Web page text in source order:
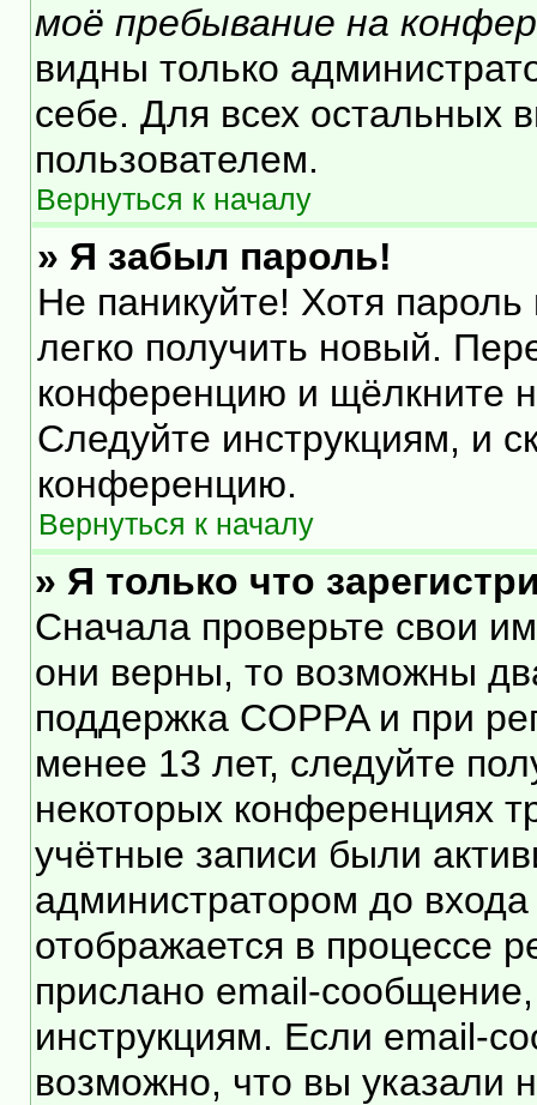
моё пребывание на
видны только
себе. Для всех остальных
пользователем.
Вернуться к началу
» Я забыл пароль!
Не паникуйте! Хотя
легко получить новый.
конференцию и щёлкните
Следуйте инструкциям, и
конференцию.
Вернуться к началу
» Я только что
Сначала проверьте свои
они верны, то возможны
поддержка COPPA и при
менее 13 лет, следуйте
некоторых конференциях
учётные записи были
администратором до
отображается в процессе
прислано email-
инструкциям. Если email-
возможно, что вы указали